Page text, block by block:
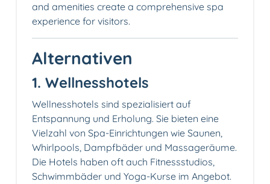
and amenities create a comprehensive spa
experience for visitors.
Alternativen
1. Wellnesshotels
Wellnesshotels sind spezialisiert auf
Entspannung und Erholung. Sie bieten eine
Vielzahl von Spa-Einrichtungen wie Saunen,
Whirlpools, Dampfbäder und Massageräume.
Die Hotels haben oft auch Fitnessstudios,
Schwimmbäder und Yoga-Kurse im Angebot.